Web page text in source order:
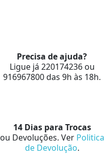
Precisa de ajuda?
Ligue já 220174236 ou
916967800 das 9h às 18h.
14 Dias para Trocas
ou Devoluções. Ver Politica
de Devolução.